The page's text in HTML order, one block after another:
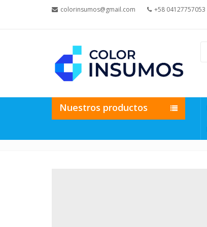
colorinsumos@gmail.com +58 04127757053
Nuestros productos